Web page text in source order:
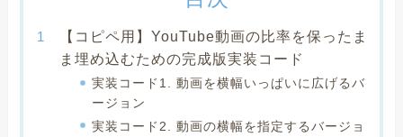
【コピペ用】YouTube動画の比率を保ったま
ま埋め込むための完成版実装コード
実装コード1. 動画を横幅いっぱいに広げるバ
ージョン
実装コード2. 動画の横幅を指定するバージョ